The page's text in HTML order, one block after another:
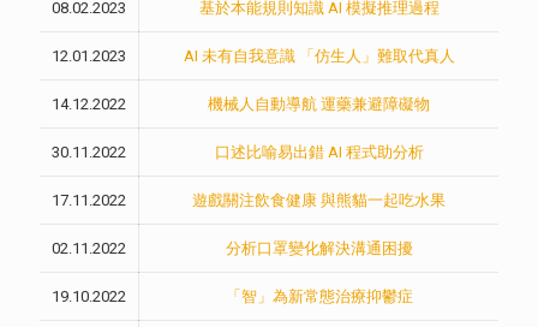
08.02.2023 基於本能規則知識 AI 模擬推理過程
12.01.2023 AI 未有自我意識 「仿生人」難取代真人
14.12.2022 機械人自動導航 運藥兼避障礙物
30.11.2022 口述比喻易出錯 AI 程式助分析
17.11.2022 遊戲關注飲食健康 與熊貓一起吃水果
02.11.2022 分析口罩變化解決溝通困擾
19.10.2022 「智」為新常態治療抑鬱症